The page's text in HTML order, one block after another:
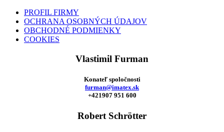
PROFIL FIRMY
OCHRANA OSOBNÝCH ÚDAJOV
OBCHODNÉ PODMIENKY
COOKIES
Vlastimil Furman
Konateľ spoločnosti
furman@imatex.sk
+421907 951 600
Robert Schrötter